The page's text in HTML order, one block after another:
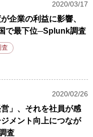
2020/03/17
企業の利益に影響、
で最下位─Splunk調査
査
2020/02/26
営」、それを社員が感
メント向上につなが
査